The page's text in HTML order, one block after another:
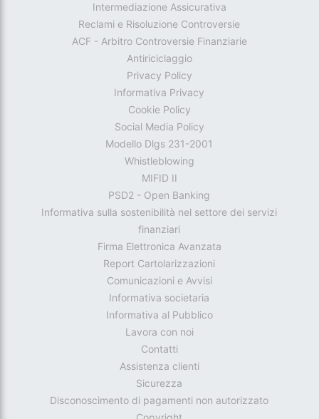
Intermediazione Assicurativa
Reclami e Risoluzione Controversie
ACF - Arbitro Controversie Finanziarie
Antiriciclaggio
Privacy Policy
Informativa Privacy
Cookie Policy
Social Media Policy
Modello Dlgs 231-2001
Whistleblowing
MIFID II
PSD2 - Open Banking
Informativa sulla sostenibilità nel settore dei servizi
finanziari
Firma Elettronica Avanzata
Report Cartolarizzazioni
Comunicazioni e Avvisi
Informativa societaria
Informativa al Pubblico
Lavora con noi
Contatti
Assistenza clienti
Sicurezza
Disconoscimento di pagamenti non autorizzato